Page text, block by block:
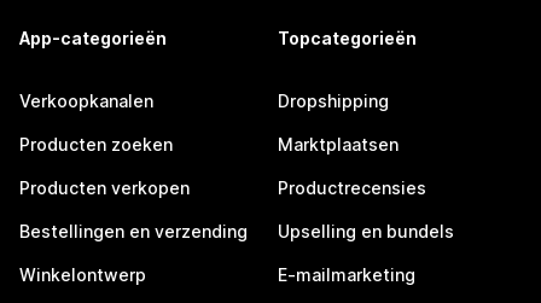
App-categorieën
Verkoopkanalen
Producten zoeken
Producten verkopen
Bestellingen en verzending
Winkelontwerp
Topcategorieën
Dropshipping
Marktplaatsen
Productrecensies
Upselling en bundels
E-mailmarketing